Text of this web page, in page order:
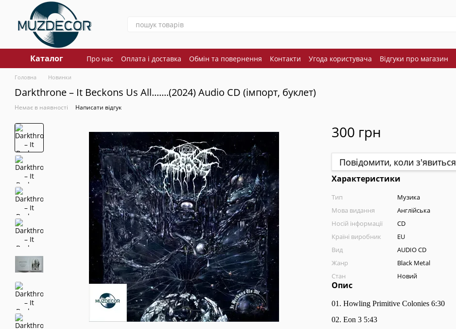
Перейти до основного контенту
Каталог Про нас Оплата і доставка Обмін та повернення Контакти Угода користувача Відгуки про магазин
Головна Новинки
Darkthrone – It Beckons Us All.......(2024) Audio CD (імпорт, буклет)
Немає в наявності Написати відгук
300 грн
Повідомити, коли з'явиться
Характеристики
Тип
Музика
Мова видання
Англійська
Носій інформації
CD
Країні виробник
EU
Вид
AUDIO CD
Жанр
Black Metal
Стан
Новий
Опис
01. Howling Primitive Colonies 6:30
02. Eon 3 5:43